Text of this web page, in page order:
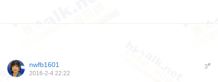
3#
nwfb1601
2016-2-4 22:22